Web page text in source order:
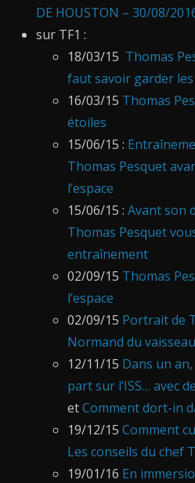
DE HOUSTON – 30/08/
sur TF1 :
18/03/15 Thomas
faut savoir garder
16/03/15 Thomas
étoiles
15/06/15 :
Thomas Pesquet
l’espace
15/06/15 : Avant son
Thomas Pesquet
entraînement
02/09/15 Thomas
l’espace
02/09/15 Portrait de
Normand du
12/11/15 Dans un
part sur l’ISS… avec
etComment dort-in
19/12/15 Comment
Les conseils du chef
19/01/16 En